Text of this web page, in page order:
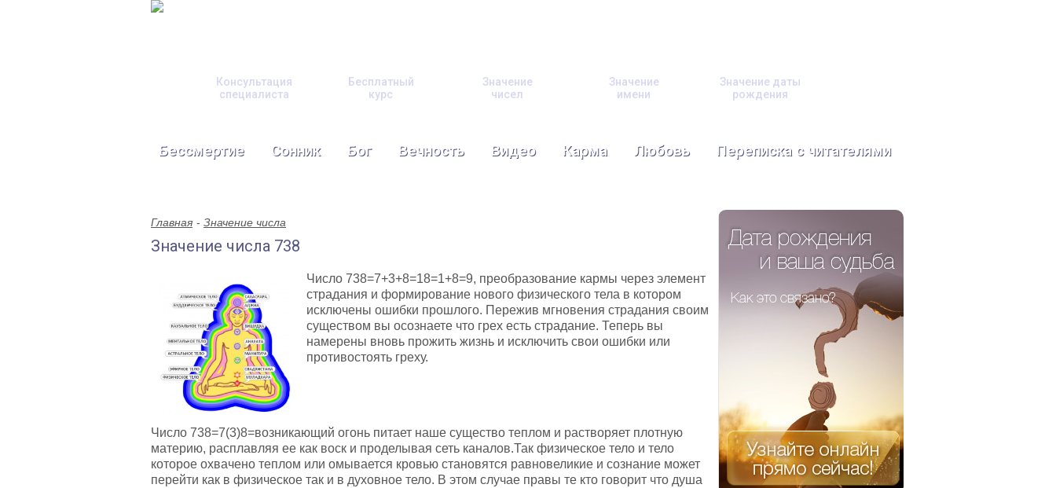
Консультация
специалиста
Бесплатный
курс
Значение
чисел
Значение
имени
Значение даты
рождения
Бессмертие Сонник Бог Вечность Видео Карма Любовь Переписка с читателями
Главная Значение числа
Значение числа 738
Число 738=7+3+8=18=1+8=9, преобразование кармы через элемент
страдания и формирование нового физического тела в котором
исключены ошибки прошлого. Пережив мгновения страдания своим
существом вы осознаете что грех есть страдание. Теперь вы
намерены вновь прожить жизнь и исключить свои ошибки или
противостоять греху.
Число 738=7(3)8=возникающий огонь питает наше существо теплом и растворяет плотную
материю, расплавляя ее как воск и проделывая сеть каналов.Так физическое тело и тело
которое охвачено теплом или омывается кровью становятся равновеликие и сознание может
перейти как в физическое так и в духовное тело. В этом случае правы те кто говорит что душа